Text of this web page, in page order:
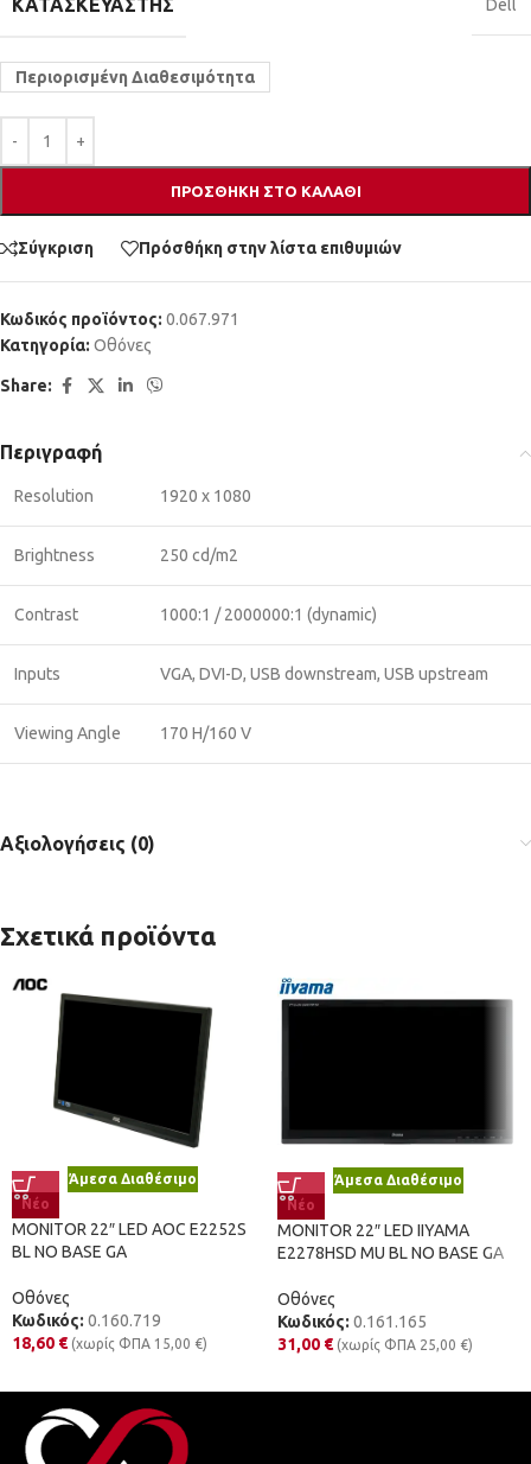
ΚΑΤΑΣΚΕΥΑΣΤΉΣ Dell
Περιορισμένη Διαθεσιμότητα
ΠΡΟΣΘΉΚΗ ΣΤΟ ΚΑΛΆΘΙ
Σύγκριση Πρόσθήκη στην λίστα επιθυμιών
Κωδικός προϊόντος: 0.067.971
Κατηγορία: Οθόνες
Share:
Περιγραφή
Resolution 1920 x 1080
Brightness 250 cd/m2
Contrast 1000:1 / 2000000:1 (dynamic)
Inputs VGA, DVI-D, USB downstream, USB upstream
Viewing Angle 170 H/160 V
Αξιολογήσεις (0)
Σχετικά προϊόντα
Άμεσα Διαθέσιμο
Νέο
MONITOR 22″ LED AOC E2252S
BL NO BASE GA
Οθόνες
Κωδικός: 0.160.719
18,60 € (χωρίς ΦΠΑ 15,00 €)
Άμεσα Διαθέσιμο
Νέο
MONITOR 22″ LED IIYAMA
E2278HSD MU BL NO BASE GA
Οθόνες
Κωδικός: 0.161.165
31,00 € (χωρίς ΦΠΑ 25,00 €)